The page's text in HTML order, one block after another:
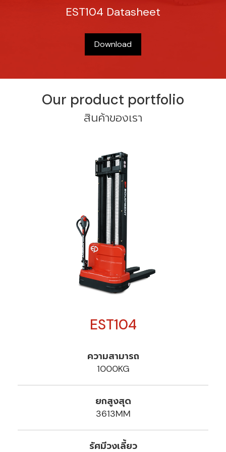
EST104 Datasheet
Download
Our product portfolio
สินค้าของเรา
EST104
ความสามารถ
1000KG
ยกสูงสุด
3613MM
รัศมีวงเลี้ยว